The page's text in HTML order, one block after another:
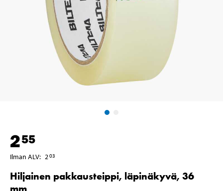
255
Ilman ALV: 203
Hiljainen pakkausteippi, läpinäkyvä, 36
mm